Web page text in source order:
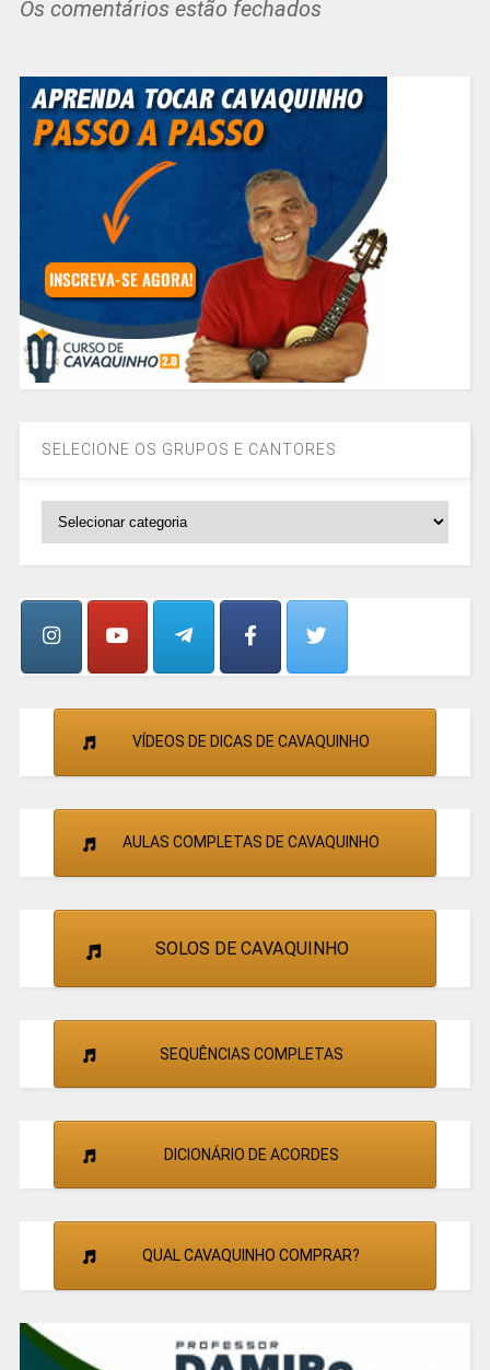
Os comentários estão fechados
SELECIONE OS GRUPOS E CANTORES
CANTORES
VÍDEOS DE DICAS DE CAVAQUINHO
AULAS COMPLETAS DE CAVAQUINHO
SOLOS DE CAVAQUINHO
SEQUÊNCIAS COMPLETAS
DICIONÁRIO DE ACORDES
QUAL CAVAQUINHO COMPRAR?